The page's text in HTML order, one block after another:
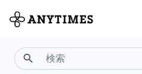
search